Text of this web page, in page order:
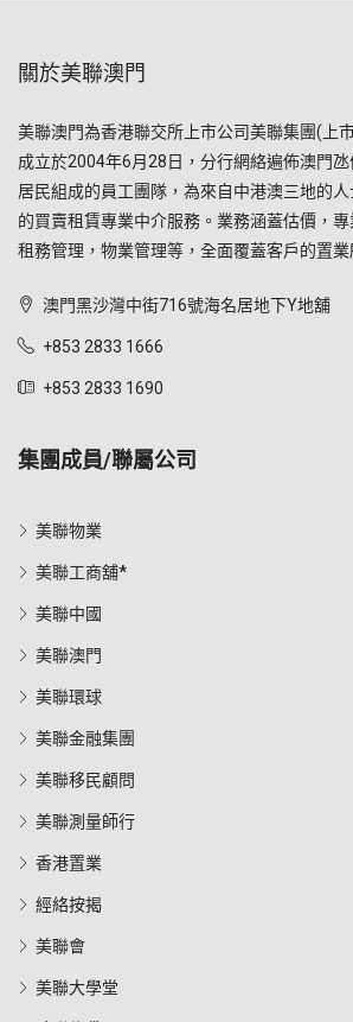
關於美聯澳門
美聯澳門為香港聯交所上市公司美聯集團(上
成立於2004年6月28日，分行網絡遍佈澳門
居民組成的員工團隊，為來自中港澳三地的
的買賣租賃專業中介服務。業務涵蓋估價，專
租務管理，物業管理等，全面覆蓋客戶的置業
澳門黑沙灣中街716號海名居地下Y地舖
+853 2833 1666
+853 2833 1690
集團成員/聯屬公司
美聯物業
美聯工商舖*
美聯中國
美聯澳門
美聯環球
美聯金融集團
美聯移民顧問
美聯測量師行
香港置業
經絡按揭
美聯會
美聯大學堂